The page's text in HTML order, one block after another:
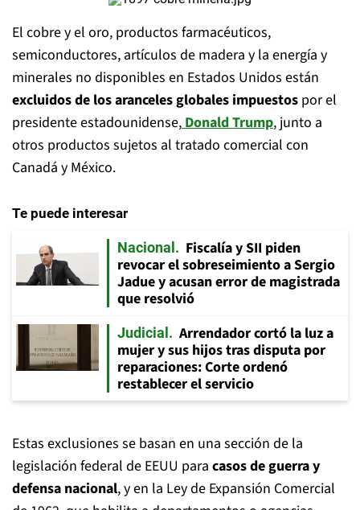
El cobre y el oro, productos farmacéuticos,
semiconductores, artículos de madera y la energía y
minerales no disponibles en Estados Unidos están
excluidos de los aranceles globales impuestos por el
presidente estadounidense,Donald Trump, junto a
otros productos sujetos al tratado comercial con
Canadá y México.
Te puede interesar
Nacional
Fiscalía y SII piden
revocar el sobreseimiento a Sergio
Jadue y acusan error de magistrada
que resolvió
Judicial
Arrendador cortó la luz a
mujer y sus hijos tras disputa por
reparaciones: Corte ordenó
restablecer el servicio
Estas exclusiones se basan en una sección de la
legislación federal de EEUU para casos de guerra y
defensa nacional, y en la Ley de Expansión Comercial